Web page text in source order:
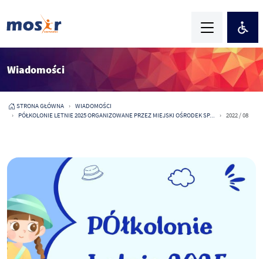
Wiadomości
STRONA GŁÓWNA
WIADOMOŚCI
PÓŁKOLONIE LETNIE 2025 ORGANIZOWANE PRZEZ MIEJSKI OŚRODEK SP...
2022 / 08